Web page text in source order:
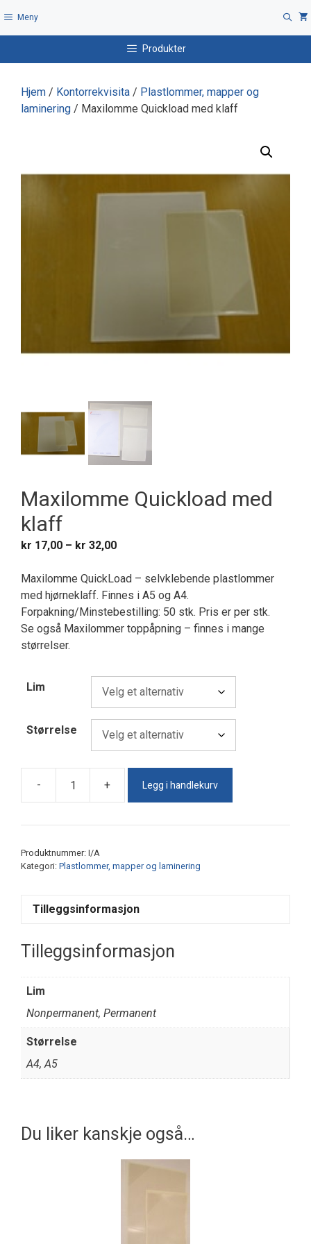
til
Meny
Produkter
Hjem / Kontorrekvisita / Plastlommer, mapper og
laminering / Maxilomme Quickload med klaff
Maxilomme Quickload med
klaff
kr 17,00 – kr 32,00Prisområde:
til
kr 32,00
Maxilomme QuickLoad – selvklebende plastlommer
med hjørneklaff. Finnes i A5 og A4.
Forpakning/Minstebestilling: 50 stk. Pris er per stk.
Se også Maxilommer toppåpning – finnes i mange
størrelser.
Lim
Størrelse
-
Maxilomme
med
+ Legg i handlekurv
Produktnummer: I/A
Kategori: Plastlommer, mapper og laminering
Tilleggsinformasjon
Tilleggsinformasjon
Lim
Nonpermanent, Permanent
Størrelse
A4, A5
Du liker kanskje også…